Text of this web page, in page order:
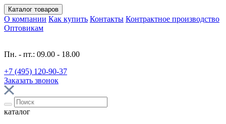
Каталог товаров
О компании Как купить Контакты Контрактное производство
Оптовикам
Пн. - пт.: 09.00 - 18.00
+7 (495) 120-90-37
Заказать звонок
каталог